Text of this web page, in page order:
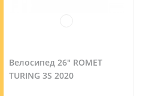
Велосипед 26" ROMET
TURING 3S 2020